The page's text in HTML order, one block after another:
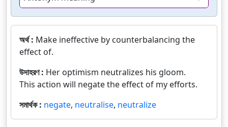
অর্থ : Make ineffective by counterbalancing the
effect of.
উদাহরণ : Her optimism neutralizes his gloom.
This action will negate the effect of my efforts.
সমার্থক : negate, neutralise, neutralize